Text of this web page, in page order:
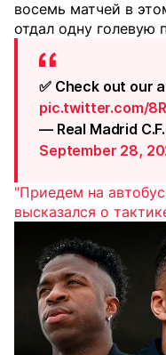
восемь матчей в
отдал одну голевую
✅ Check out our
pic.twitter.com/
— Real Madrid
September 28,
"Приедем на
высказался о